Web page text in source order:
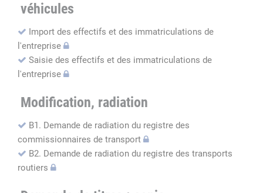
véhicules
Import des effectifs et des immatriculations de
l'entreprise
Saisie des effectifs et des immatriculations de
l'entreprise
Modification, radiation
B1. Demande de radiation du registre des
commissionnaires de transport
B2. Demande de radiation du registre des transports
routiers